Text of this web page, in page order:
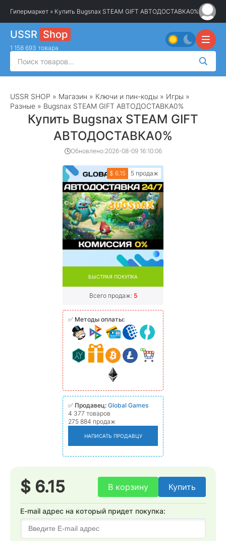
Гипермаркет » Купить Bugsnax STEAM GIFT АВТОДОСТАВКА0%
USSR Shop
1 158 693 товара
USSR SHOP » Магазин » Ключи и пин-коды » Игры »
Разные » Bugsnax STEAM GIFT АВТОДОСТАВКА0%
Купить Bugsnax STEAM GIFT
АВТОДОСТАВКА0%
Обновлено:2026-08-09 16:10:06
$ 6.15 5 продаж
БЫСТРАЯ ПОКУПКА
Всего продаж: 5
✅ Методы оплаты:
✅ Продавец: Global Games
4 377 товаров
275 884 продаж
НАПИСАТЬ ПРОДАВЦУ
$ 6.15 В корзину Купить
E-mail адрес на который придет покупка: